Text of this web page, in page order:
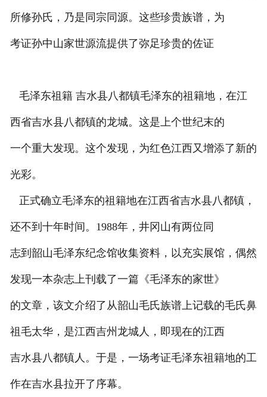
所修孙氏，乃是同宗同源。这些珍贵族谱，为
考证孙中山家世源流提供了弥足珍贵的佐证
毛泽东祖籍 吉水县八都镇毛泽东的祖籍地，在江
西省吉水县八都镇的龙城。这是上个世纪末的
一个重大发现。这个发现，为红色江西又增添了新的
光彩。
正式确立毛泽东的祖籍地在江西省吉水县八都镇，
还不到十年时间。1988年，井冈山有两位同
志到韶山毛泽东纪念馆收集资料，以充实展馆，偶然
发现一本杂志上刊载了一篇《毛泽东的家世》
的文章，该文介绍了从韶山毛氏族谱上记载的毛氏鼻
祖毛太华，是江西吉州龙城人，即现在的江西
吉水县八都镇人。于是，一场考证毛泽东祖籍地的工
作在吉水县拉开了序幕。